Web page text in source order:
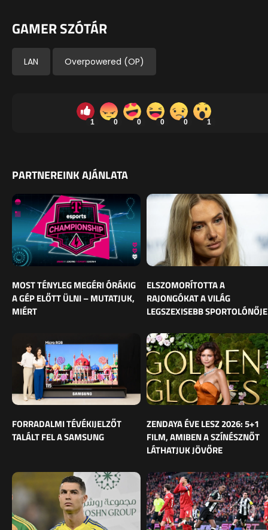
GAMER SZÓTÁR
LAN Overpowered (OP)
1 0 0 0 0 1
PARTNEREINK AJÁNLATA
MOST TÉNYLEG MEGÉRI ÓRÁKIG
A GÉP ELŐTT ÜLNI – MUTATJUK,
MIÉRT
ELSZOMORÍTOTTA A
RAJONGÓKAT A VILÁG
LEGSZEXISEBB SPORTOLÓNŐJE
FORRADALMI TÉVÉKIJELZŐT
TALÁLT FEL A SAMSUNG
ZENDAYA ÉVE LESZ 2026: 5+1
FILM, AMIBEN A SZÍNÉSZNŐT
LÁTHATJUK JÖVŐRE